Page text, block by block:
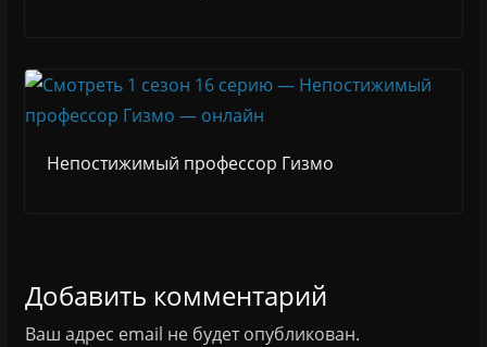
Непостижимый профессор Гизмо
Добавить комментарий
Ваш адрес email не будет опубликован.